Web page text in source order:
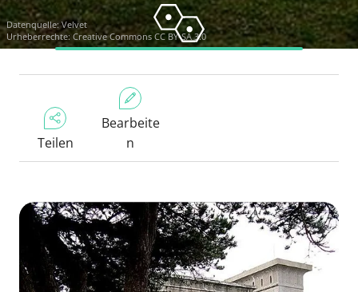
Datenquelle:Velvet
Urheberrechte: Creative Commons CC BY-SA 3.0
Teilen
Bearbeite
n